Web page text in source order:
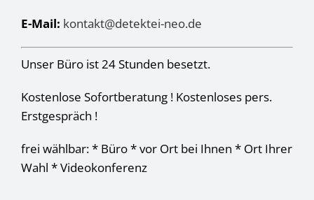
E-Mail: kontakt@detektei-neo.de
Unser Büro ist 24 Stunden besetzt.
Kostenlose Sofortberatung ! Kostenloses pers.
Erstgespräch !
frei wählbar: * Büro * vor Ort bei Ihnen * Ort Ihrer
Wahl * Videokonferenz